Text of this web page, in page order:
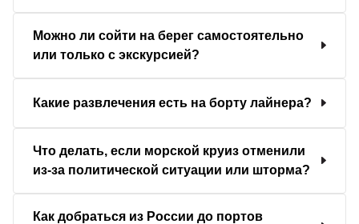
Можно ли сойти на берег самостоятельно
или только с экскурсией?
Какие развлечения есть на борту лайнера?
Что делать, если морской круиз отменили
из-за политической ситуации или шторма?
Как добраться из России до портов